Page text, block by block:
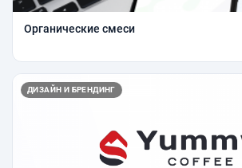
Органические смеси
ДИЗАЙН И БРЕНДИНГ